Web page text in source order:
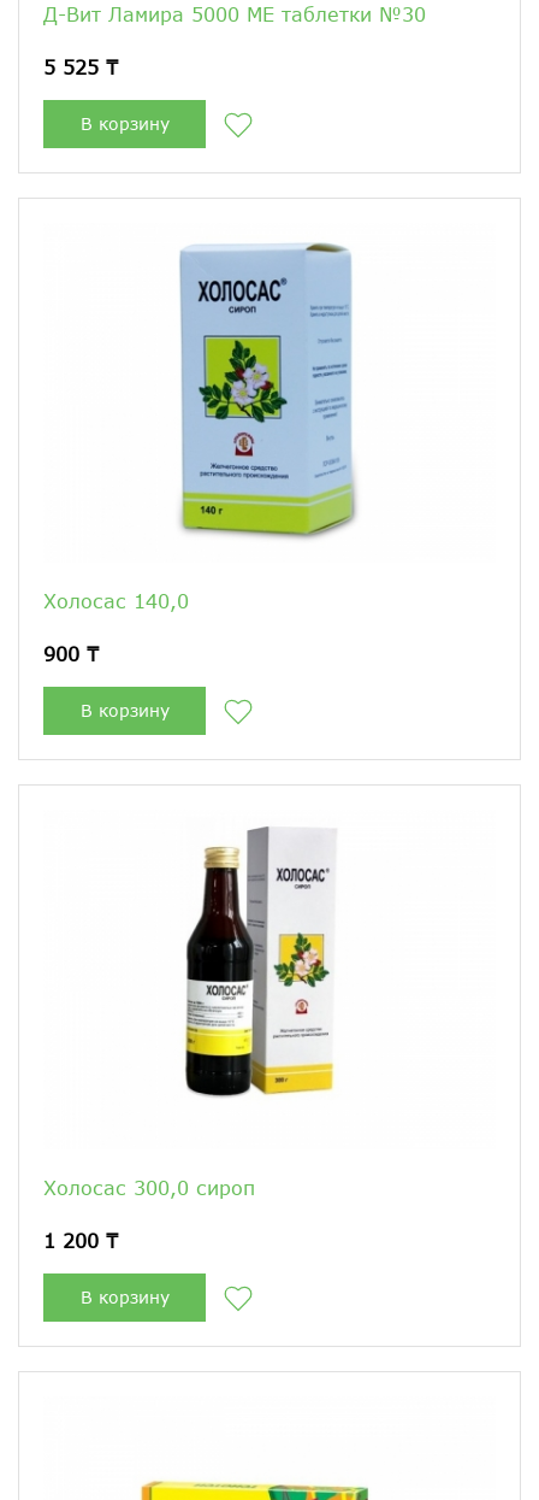
Д-Вит Ламира 5000 МЕ таблетки №30
5 525 ₸
В корзину
Холосас 140,0
900 ₸
В корзину
Холосас 300,0 сироп
1 200 ₸
В корзину